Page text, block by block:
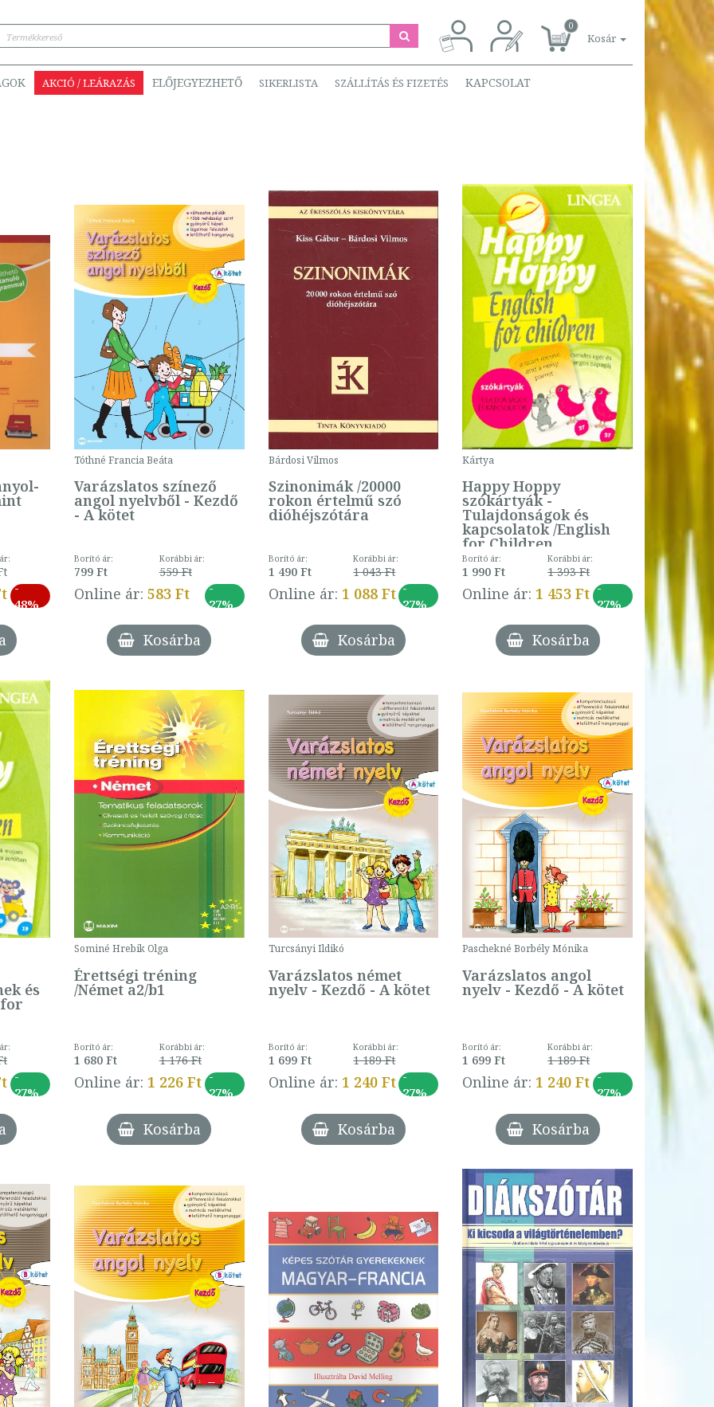
0
Kosár
AKCIÓ / LEÁRAZÁS ELŐJEGYEZHETŐ SIKERLISTA SZÁLLÍTÁS ÉS FIZETÉS KAPCSOLAT
-
48%
Tóthné Francia Beáta
Varázslatos színező
angol nyelvből - Kezdő
- A kötet
Borító ár:
799 Ft
Korábbi ár:
559 Ft
Online ár: 583 Ft
-
27%
Kosárba
Bárdosi Vilmos
Szinonimák /20000
rokon értelmű szó
dióhéjszótára
Borító ár:
1 490 Ft
Korábbi ár:
1 043 Ft
Online ár: 1 088 Ft -
27%
Kosárba
Kártya
Happy Hoppy
szókártyák -
Tulajdonságok és
kapcsolatok /English
for Children
Borító ár:
1 990 Ft
Korábbi ár:
1 393 Ft
Online ár: 1 453 Ft -
27%
Kosárba
és
-
27%
Sominé Hrebik Olga
Érettségi tréning
/Német a2/b1
Borító ár:
1 680 Ft
Korábbi ár:
1 176 Ft
Online ár: 1 226 Ft -
27%
Kosárba
Turcsányi Ildikó
Varázslatos német
nyelv - Kezdő - A kötet
Borító ár:
1 699 Ft
Korábbi ár:
1 189 Ft
Online ár: 1 240 Ft -
27%
Kosárba
Paschekné Borbély Mónika
Varázslatos angol
nyelv - Kezdő - A kötet
Borító ár:
1 699 Ft
Korábbi ár:
1 189 Ft
Online ár: 1 240 Ft -
27%
Kosárba